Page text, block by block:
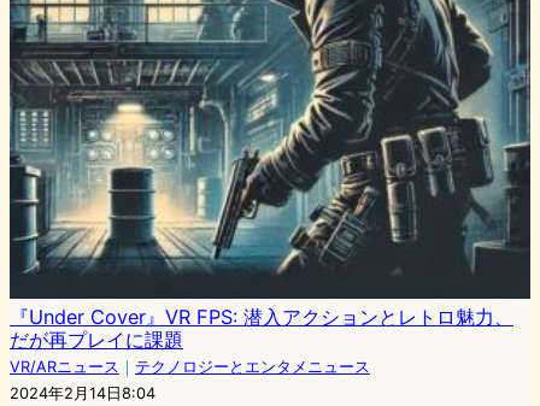
『Under Cover』VR FPS: 潜入アクションとレトロ魅力、
だが再プレイに課題
VR/ARニュース ｜ テクノロジーとエンタメニュース
2024年2月14日8:04